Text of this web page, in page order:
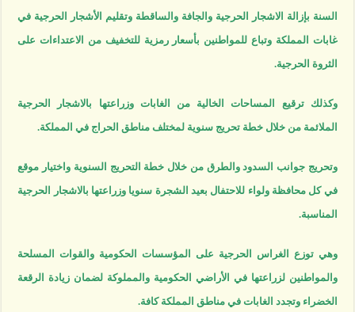
السنة بإزالة الاشجار الحرجية والجافة والساقطة وتقليم الأشجار الحرجية في
غابات المملكة وتباع للمواطنين بأسعار رمزية للتخفيف من الاعتداءات على
الثروة الحرجية.
وكذلك ترقيع المساحات الخالية من الغابات وزراعتها بالاشجار الحرجية
الملائمة من خلال خطة تحريج سنوية لمختلف مناطق الحراج في المملكة.
وتحريج جوانب السدود والطرق من خلال خطة التحريج السنوية واختيار موقع
في كل محافظة ولواء للاحتفال بعيد الشجرة سنويا وزراعتها بالاشجار الحرجية
المناسبة.
وهي توزع الغراس الحرجية على المؤسسات الحكومية والقوات المسلحة
والمواطنين لزراعتها في الأراضي الحكومية والمملوكة لضمان زيادة الرقعة
الخضراء وتجدد الغابات في مناطق المملكة كافة.